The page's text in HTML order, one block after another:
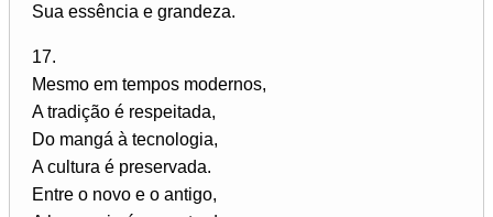
Sua essência e grandeza.
17.
Mesmo em tempos modernos,
A tradição é respeitada,
Do mangá à tecnologia,
A cultura é preservada.
Entre o novo e o antigo,